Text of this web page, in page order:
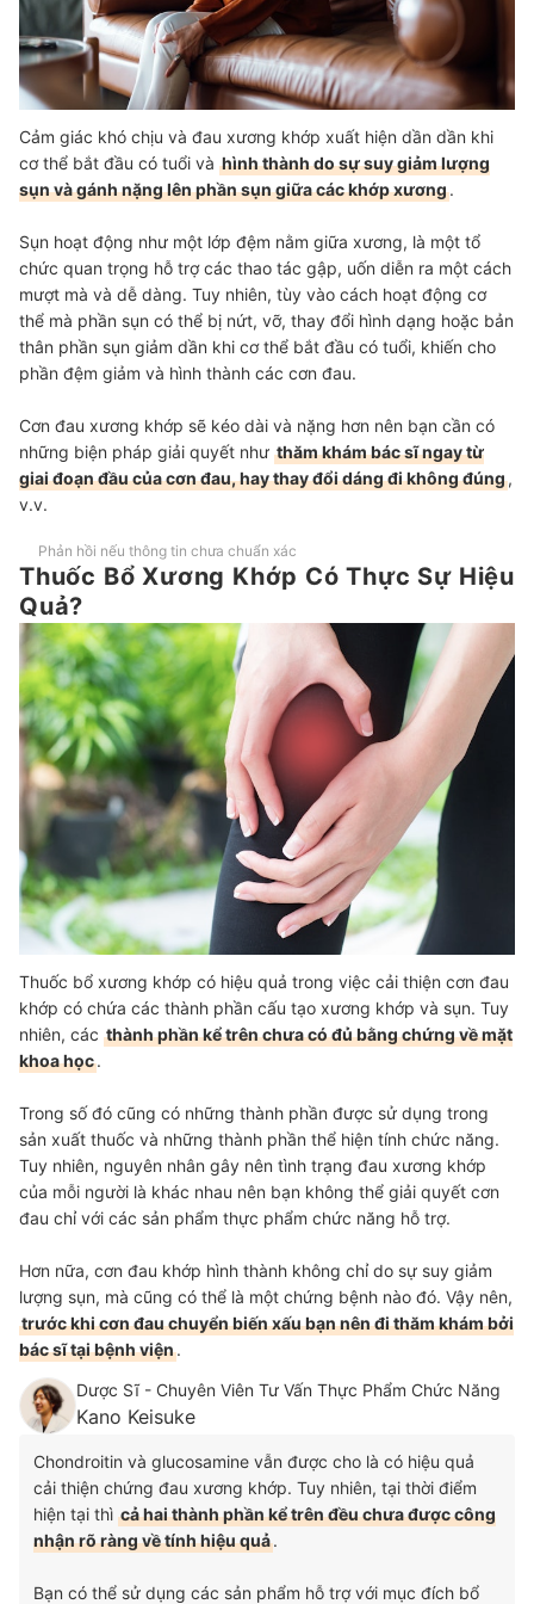
Thêm Nhiều Sản Phẩm Bổ Sung Glucosamine
Cảm giác khó chịu và đau xương khớp xuất hiện dần dần khi
cơ thể bắt đầu có tuổi và hình thành do sự suy giảm lượng
sụn và gánh nặng lên phần sụn giữa các khớp xương.
Sụn hoạt động như một lớp đệm nằm giữa xương, là một tổ
chức quan trọng hỗ trợ các thao tác gập, uốn diễn ra một cách
mượt mà và dễ dàng. Tuy nhiên, tùy vào cách hoạt động cơ
thể mà phần sụn có thể bị nứt, vỡ, thay đổi hình dạng hoặc bản
thân phần sụn giảm dần khi cơ thể bắt đầu có tuổi, khiến cho
phần đệm giảm và hình thành các cơn đau.
Cơn đau xương khớp sẽ kéo dài và nặng hơn nên bạn cần có
những biện pháp giải quyết như thăm khám bác sĩ ngay từ
giai đoạn đầu của cơn đau, hay thay đổi dáng đi không đúng,
v.v.
Phản hồi nếu thông tin chưa chuẩn xác
Thuốc Bổ Xương Khớp Có Thực Sự Hiệu
Quả?
Thuốc bổ xương khớp có hiệu quả trong việc cải thiện cơn đau
khớp có chứa các thành phần cấu tạo xương khớp và sụn. Tuy
nhiên, các thành phần kể trên chưa có đủ bằng chứng về mặt
khoa học.
Trong số đó cũng có những thành phần được sử dụng trong
sản xuất thuốc và những thành phần thể hiện tính chức năng.
Tuy nhiên, nguyên nhân gây nên tình trạng đau xương khớp
của mỗi người là khác nhau nên bạn không thể giải quyết cơn
đau chỉ với các sản phẩm thực phẩm chức năng hỗ trợ.
Hơn nữa, cơn đau khớp hình thành không chỉ do sự suy giảm
lượng sụn, mà cũng có thể là một chứng bệnh nào đó. Vậy nên,
trước khi cơn đau chuyển biến xấu bạn nên đi thăm khám bởi
bác sĩ tại bệnh viện.
Dược Sĩ - Chuyên Viên Tư Vấn Thực Phẩm Chức Năng
Kano Keisuke
Chondroitin và glucosamine vẫn được cho là có hiệu quả
cải thiện chứng đau xương khớp. Tuy nhiên, tại thời điểm
hiện tại thì cả hai thành phần kể trên đều chưa được công
nhận rõ ràng về tính hiệu quả.
Bạn có thể sử dụng các sản phẩm hỗ trợ với mục đích bổ